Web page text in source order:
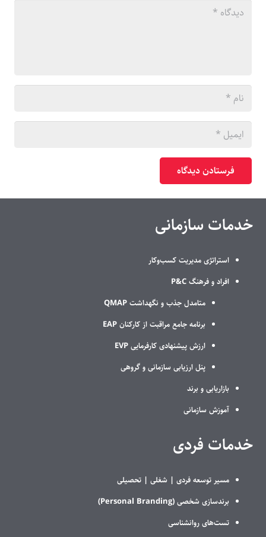
فرستادن دیدگاه
خدمات سازمانی
استراتژی مدیریت کسب‌وکار
افراد و فرهنگ P&C
متامدل جذب و نگهداشت QMAP
برنامه جامع مراقبت از کارکنان EAP
ارزش پیشنهادی کارفرمایی EVP
پنل ارزیابی سازمانی و گروهی
بازاریابی و برند
آموزش سازمانی
خدمات فردی
مسیر توسعه فردی | شغلی |تحصیلی
برندسازی شخصی (Personal Branding)
تست‌های روانشناسی